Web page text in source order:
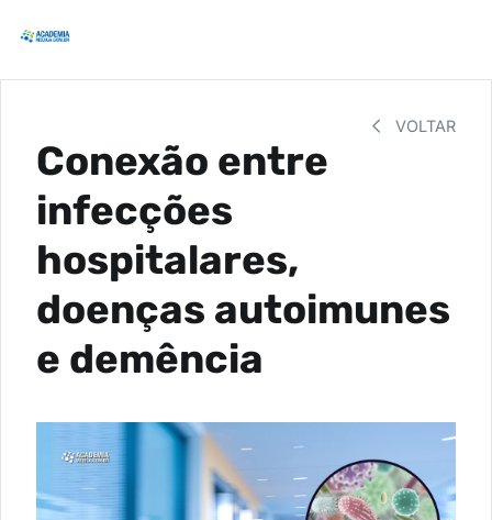
VOLTAR
Conexão entre
infecções
hospitalares,
doenças autoimunes
e demência